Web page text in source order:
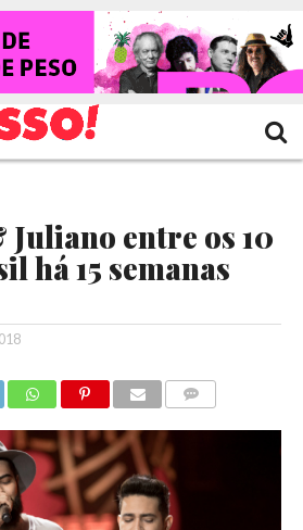
entre os 10
há 15 semanas